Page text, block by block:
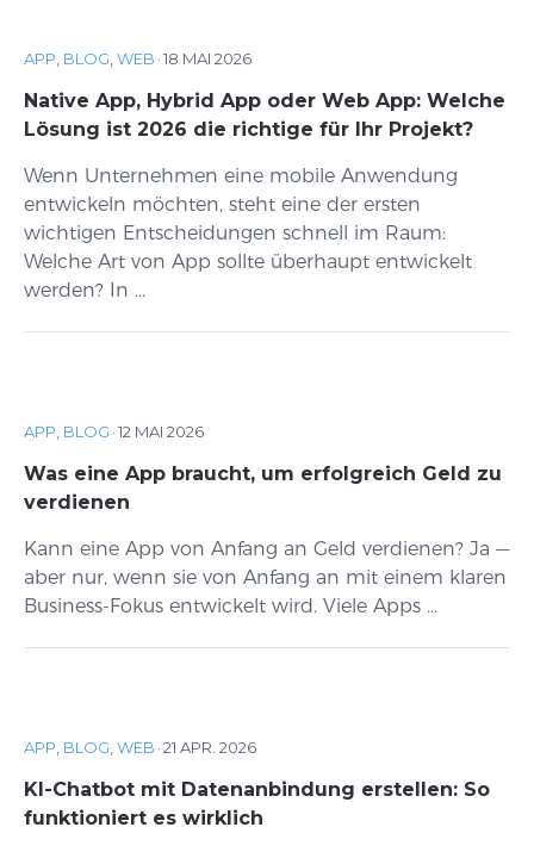
APP, BLOG,WEB ·18 MAI 2026
Native App, Hybrid App oder Web App: Welche
Lösung ist 2026 die richtige für Ihr Projekt?
Wenn Unternehmen eine mobile Anwendung
entwickeln möchten, steht eine der ersten
wichtigen Entscheidungen schnell im Raum:
Welche Art von App sollte überhaupt entwickelt
werden? In ...
APP, BLOG ·12 MAI 2026
Was eine App braucht, um erfolgreich Geld zu
verdienen
Kann eine App von Anfang an Geld verdienen? Ja —
aber nur, wenn sie von Anfang an mit einem klaren
Business-Fokus entwickelt wird. Viele Apps ...
APP, BLOG,WEB ·21 APR. 2026
KI-Chatbot mit Datenanbindung erstellen: So
funktioniert es wirklich